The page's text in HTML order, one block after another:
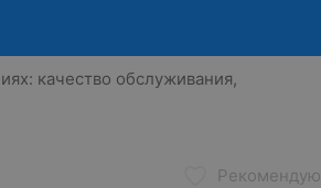
Рекомендую